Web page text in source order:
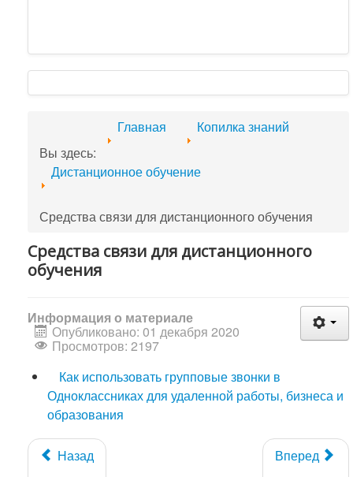
Вы здесь:
Главная Копилка знаний
Дистанционное обучение
Средства связи для дистанционного обучения
Средства связи для дистанционного
обучения
Информация о материале
Опубликовано: 01 декабря 2020
Просмотров: 2197
Как использовать групповые звонки в
Одноклассниках для удаленной работы, бизнеса и
образования
Назад Вперед